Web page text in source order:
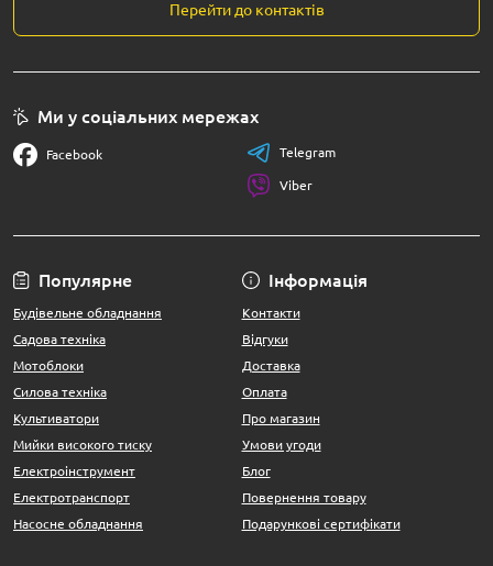
Перейти до контактів
Популярне
Будівельне обладнання
Садова техніка
Мотоблоки
Силова техніка
Культиватори
Мийки високого тиску
Електроінструмент
Електротранспорт
Насосне обладнання
Інформація
Контакти
Відгуки
Доставка
Оплата
Про магазин
Умови угоди
Блог
Повернення товару
Подарункові сертифікати
Ми у соціальних мережах
Facebook Telegram
Viber